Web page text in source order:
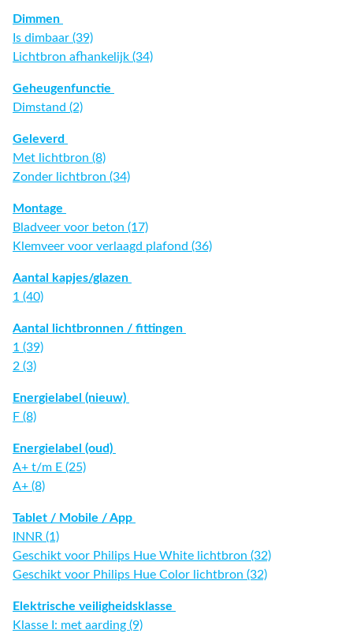
Dimmen
Is dimbaar (39)
Lichtbron afhankelijk (34)
Geheugenfunctie
Dimstand (2)
Geleverd
Met lichtbron (8)
Zonder lichtbron (34)
Montage
Bladveer voor beton (17)
Klemveer voor verlaagd plafond (36)
Aantal kapjes/glazen
1 (40)
Aantal lichtbronnen / fittingen
1 (39)
2 (3)
Energielabel (nieuw)
F (8)
Energielabel (oud)
A+ t/m E (25)
A+ (8)
Tablet / Mobile / App
INNR (1)
Geschikt voor Philips Hue White lichtbron (32)
Geschikt voor Philips Hue Color lichtbron (32)
Elektrische veiligheidsklasse
Klasse I: met aarding (9)